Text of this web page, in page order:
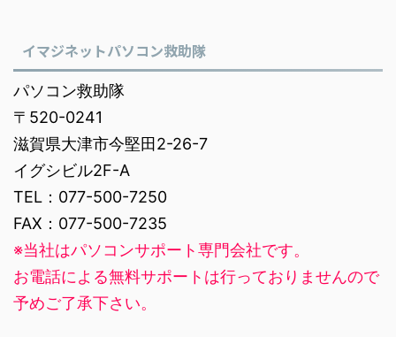
イマジネットパソコン救助隊
パソコン救助隊
〒520-0241
滋賀県大津市今堅田2-26-7
イグシビル2F-A
TEL：077-500-7250
FAX：077-500-7235
※当社はパソコンサポート専門会社です。
お電話による無料サポートは行っておりませんので
予めご了承下さい。